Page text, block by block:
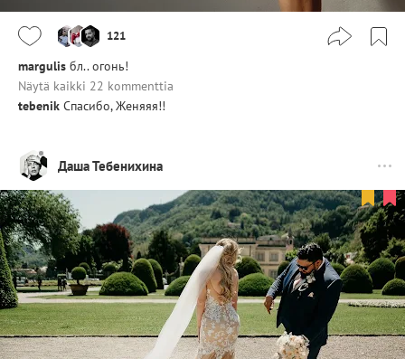
121
margulis бл.. огонь!
Näytä kaikki 22 kommenttia
tebenik Спасибо, Женяяя!!
Даша Тебенихина